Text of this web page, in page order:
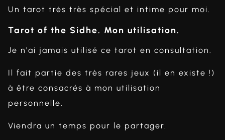
Un tarot très très spécial et intime pour moi.
Tarot of the Sidhe. Mon utilisation.
Je n'ai jamais utilisé ce tarot en consultation.
Il fait partie des très rares jeux (il en existe !)
à être consacrés à mon utilisation
personnelle.
Viendra un temps pour le partager.